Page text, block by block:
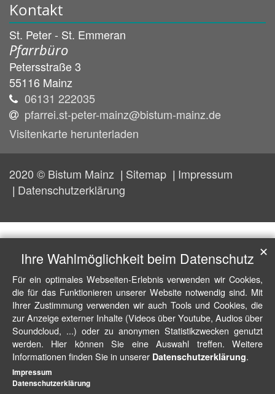
Kontakt
St. Peter - St. Emmeran
Pfarrbüro
Petersstraße 3
55116 Mainz
06131 222035
pfarrei.st-peter-mainz@bistum-mainz.de
Visitenkarte herunterladen
2020 © Bistum Mainz Sitemap
Impressum
Datenschutzerklärung
Ihre Wahlmöglichkeit beim Datenschutz
Für ein optimales Webseiten-Erlebnis verwenden wir Cookies,
die für das Funktionieren unserer Website notwendig sind. Mit
Ihrer Zustimmung verwenden wir auch Tools und Cookies, die
zur Anzeige externer Inhalte (Videos über Youtube, Audios über
Soundcloud, ...) oder zu anonymen Statistikzwecken genutzt
werden. Hier können Sie eine Auswahl treffen. Weitere
Informationen finden Sie in unserer Datenschutzerklärung.
✕
Impressum
Datenschutzerklärung